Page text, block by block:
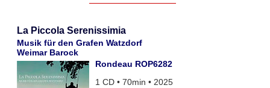
La Piccola Serenissimia
Musik für den Grafen Watzdorf
Weimar Barock
Rondeau ROP6282
1 CD • 70min • 2025